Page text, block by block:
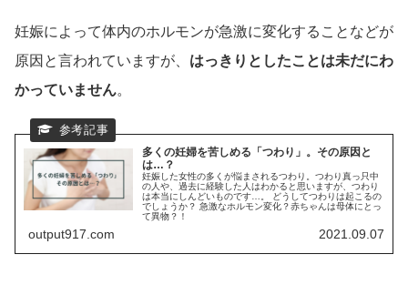
妊娠によって体内のホルモンが急激に変化することなどが
原因と言われていますが、 はっきりとしたことは未だにわ
かっていません。
多くの妊婦を苦しめる「つわり」。その原因と
は…？
妊娠した女性の多くが悩まされるつわり。つわり真っ只中
の人や、過去に経験した人はわかると思いますが、つわり
は本当にしんどいものです…。 どうしてつわりは起こるの
でしょうか？ 急激なホルモン変化？赤ちゃんは母体にとっ
て異物？！
output917.com 2021.09.07